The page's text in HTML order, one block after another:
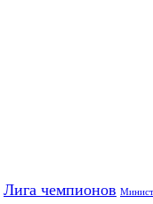
Лига чемпионов